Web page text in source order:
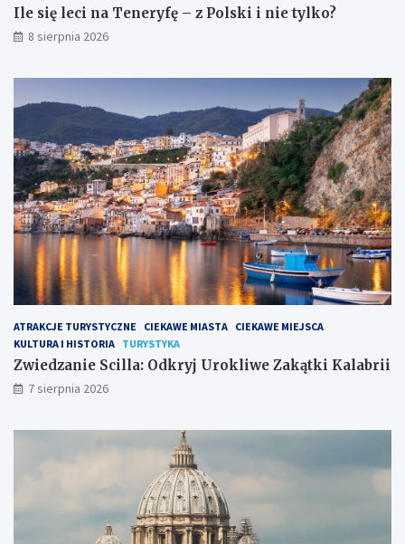
Ile się leci na Teneryfę – z Polski i nie tylko?
8 sierpnia 2026
ATRAKCJE TURYSTYCZNE CIEKAWE MIASTA CIEKAWE MIEJSCA
KULTURA I HISTORIA TURYSTYKA
Zwiedzanie Scilla: Odkryj Urokliwe Zakątki Kalabrii
7 sierpnia 2026